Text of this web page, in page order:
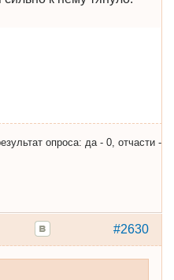
опроса: да - 0, отчасти -
#2630